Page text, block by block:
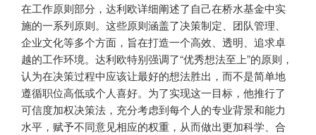
在工作原则部分，达利欧详细阐述了自己在桥水基金中实
施的一系列原则。这些原则涵盖了决策制定、团队管理、
企业文化等多个方面，旨在打造一个高效、透明、追求卓
越的工作环境。达利欧特别强调了“优秀想法至上”的原则，
认为在决策过程中应该让最好的想法胜出，而不是简单地
遵循职位高低或个人喜好。为了实现这一目标，他推行了
可信度加权决策法，充分考虑到每个人的专业背景和能力
水平，赋予不同意见相应的权重，从而做出更加科学、合